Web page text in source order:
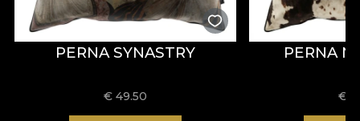
PERNA SYNASTRY
€49.50
PERNA
€